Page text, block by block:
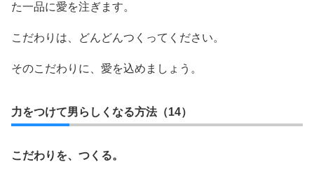
た一品に愛を注ぎます。
こだわりは、どんどんつくってください。
そのこだわりに、愛を込めましょう。
力をつけて男らしくなる方法（14）
こだわりを、つくる。